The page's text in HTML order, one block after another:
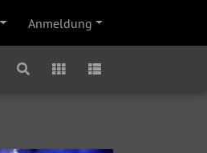
Anmeldung